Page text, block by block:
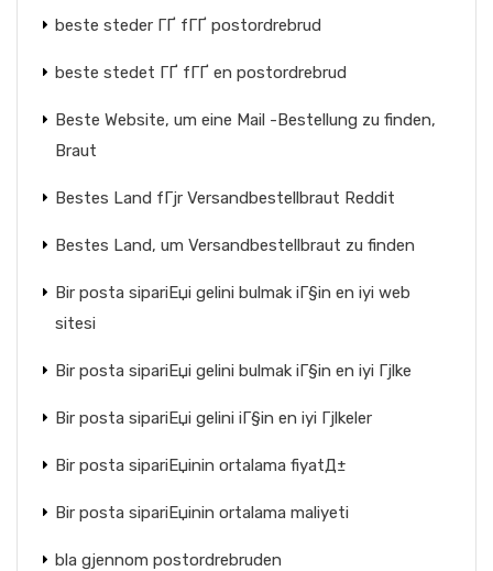
beste steder ГҐ fГҐ postordrebrud
beste stedet ГҐ fГҐ en postordrebrud
Beste Website, um eine Mail -Bestellung zu finden,
Braut
Bestes Land fГјr Versandbestellbraut Reddit
Bestes Land, um Versandbestellbraut zu finden
Bir posta sipariЕџi gelini bulmak iГ§in en iyi web
sitesi
Bir posta sipariЕџi gelini bulmak iГ§in en iyi Гјlke
Bir posta sipariЕџi gelini iГ§in en iyi Гјlkeler
Bir posta sipariЕџinin ortalama fiyatД±
Bir posta sipariЕџinin ortalama maliyeti
bla gjennom postordrebruden